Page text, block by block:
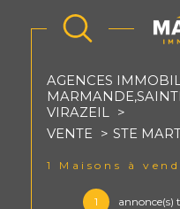
AGENCES
VIRAZEIL
VENTE
STE
1 Maisons à
1 annonce(s)